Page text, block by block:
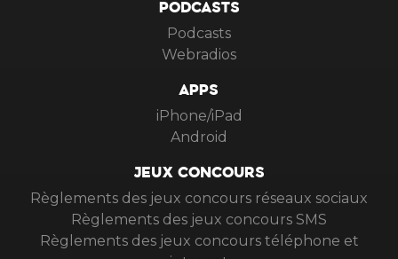
PODCASTS
Podcasts
Webradios
APPS
iPhone/iPad
Android
JEUX CONCOURS
Règlements des jeux concours réseaux sociaux
Règlements des jeux concours SMS
Règlements des jeux concours téléphone et